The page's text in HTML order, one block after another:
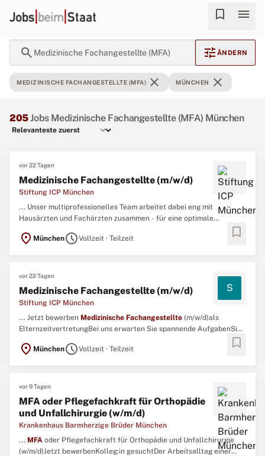
bookmark menu
search Medizinische Fachangestellte (MFA) tune ÄNDERN
MEDIZINISCHE FACHANGESTELLTE (MFA) close MÜNCHEN close
205Jobs Medizinische Fachangestellte (MFA) München
vor 22 Tagen
Medizinische Fachangestellte (m/w/d)
Stiftung ICP München
... Unser multiprofessionelles Team arbeitet dabei eng mit
Hausärzten und Fachärzten zusammen - für eine optimale
Betreuung. Hier finden Sie weitere Informationen zu
einer Beschäftigung in unseremMedizinischen
location_on MünchenscheduleVollzeit · Teilzeit bookmark
vor 22 Tagen
Medizinische Fachangestellte (m/w/d)
Stiftung ICP München
S
... Jetzt bewerben Medizinische Fachangestellte (m/w/d)als
ElternzeitvertretungBei uns erwarten Sie spannende AufgabenSie
sowie die BehandlungskoordinationSie assistieren bei der
location_on MünchenscheduleVollzeit · Teilzeit bookmark
vor 9 Tagen
MFA oder Pflegefachkraft für Orthopädie
und Unfallchirurgie (w/m/d)
Krankenhaus Barmherzige Brüder München
... MFA oder Pflegefachkraft für Orthopädie und Unfallchirurgie
(w/m/d)Jetzt bewerbenKolleg:in gesuchtDer Arbeitsalltag einer